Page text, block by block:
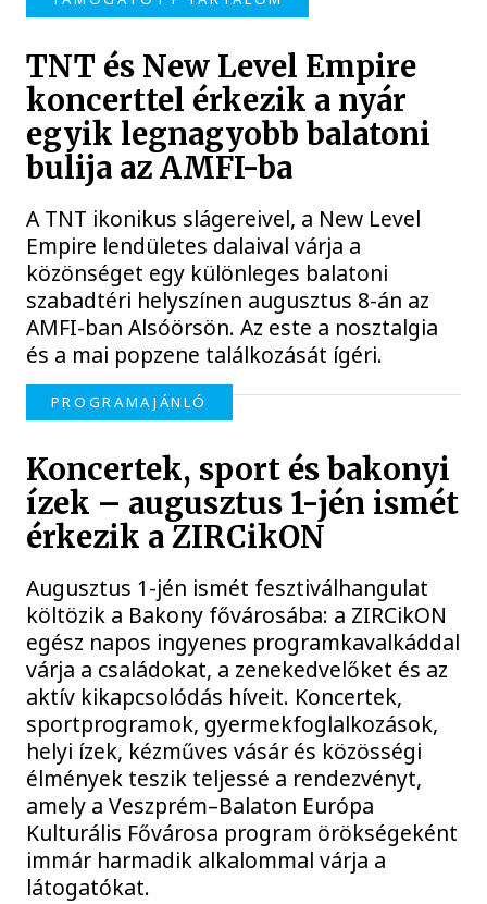
TNT és New Level Empire
koncerttel érkezik a nyár
egyik legnagyobb balatoni
bulija az AMFI-ba
A TNT ikonikus slágereivel, a New Level
Empire lendületes dalaival várja a
közönséget egy különleges balatoni
szabadtéri helyszínen augusztus 8-án az
AMFI-ban Alsóörsön. Az este a nosztalgia
és a mai popzene találkozását ígéri.
PROGRAMAJÁNLÓ
Koncertek, sport és bakonyi
ízek – augusztus 1-jén ismét
érkezik a ZIRCikON
Augusztus 1-jén ismét fesztiválhangulat
költözik a Bakony fővárosába: a ZIRCikON
egész napos ingyenes programkavalkáddal
várja a családokat, a zenekedvelőket és az
aktív kikapcsolódás híveit. Koncertek,
sportprogramok, gyermekfoglalkozások,
helyi ízek, kézműves vásár és közösségi
élmények teszik teljessé a rendezvényt,
amely a Veszprém–Balaton Európa
Kulturális Fővárosa program örökségeként
immár harmadik alkalommal várja a
látogatókat.